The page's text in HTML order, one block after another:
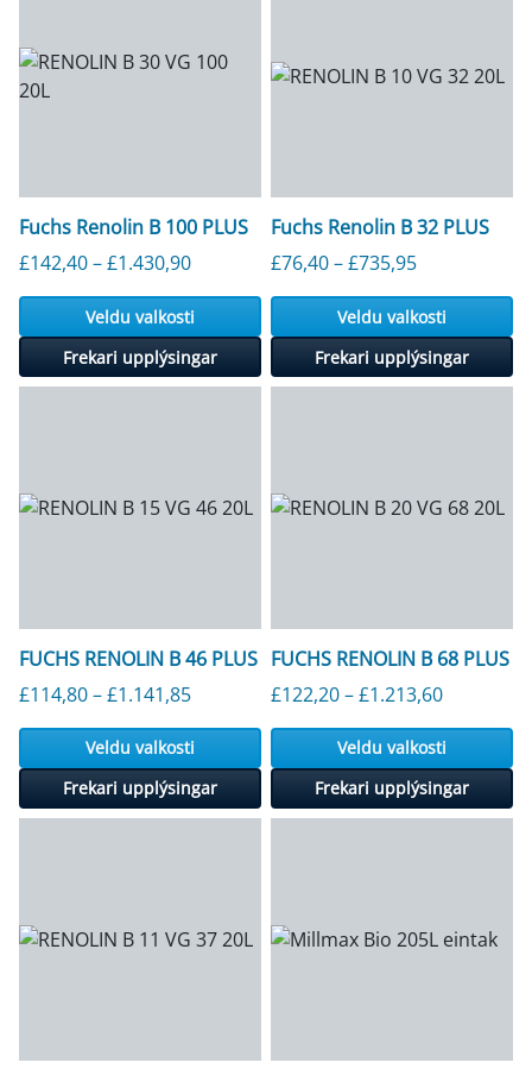
Fuchs Renolin B 100 PLUS
£142,40–£1.430,90Verðbil: £142,40 til £1.430,90
Veldu valkosti
Frekari upplýsingar
Fuchs Renolin B 32 PLUS
£76,40–£735,95Verðbil:
Veldu valkosti
Frekari upplýsingar
FUCHS RENOLIN B 46 PLUS
£114,80–£1.141,85Verðbil: £114,80 til £1.141,85
Veldu valkosti
Frekari upplýsingar
FUCHS RENOLIN B 68 PLUS
£122,20–£1.213,60Verðbil:
Veldu valkosti
Frekari upplýsingar